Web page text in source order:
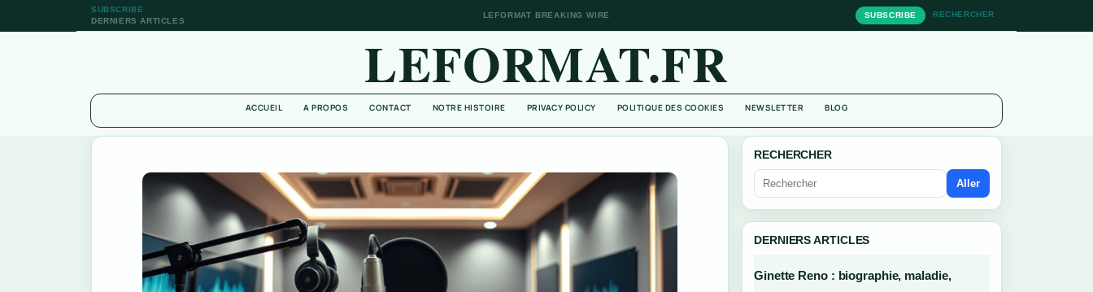
SUBSCRIBE
DERNIERS ARTICLES
LEFORMAT BREAKING WIRE SUBSCRIBE RECHERCHER
LEFORMAT.FR
ACCUEIL A PROPOS CONTACT NOTRE HISTOIRE PRIVACY POLICY POLITIQUE DES COOKIES NEWSLETTER BLOG
RECHERCHER
Aller
DERNIERS ARTICLES
Ginette Reno : biographie, maladie,